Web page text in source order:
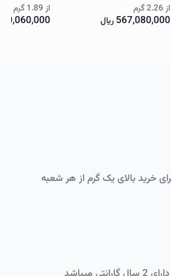
از2.26 گرم
567,080,000 ریال
از 1.89 گرم
خرید بالای یک گرم از هر شعبه